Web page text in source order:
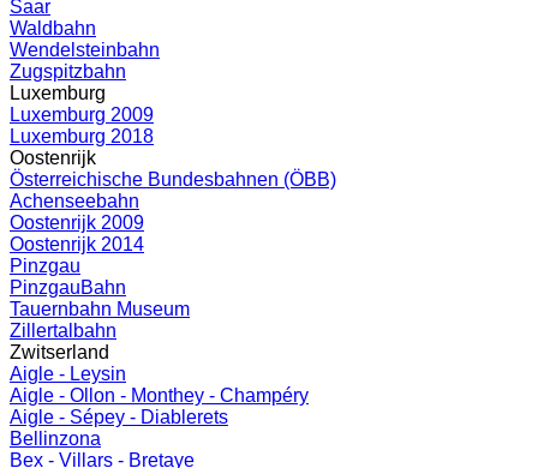
Saar
Waldbahn
Wendelsteinbahn
Zugspitzbahn
Luxemburg
Luxemburg 2009
Luxemburg 2018
Oostenrijk
Österreichische Bundesbahnen (ÖBB)
Achenseebahn
Oostenrijk 2009
Oostenrijk 2014
Pinzgau
PinzgauBahn
Tauernbahn Museum
Zillertalbahn
Zwitserland
Aigle - Leysin
Aigle - Ollon - Monthey - Champéry
Aigle - Sépey - Diablerets
Bellinzona
Bex - Villars - Bretaye